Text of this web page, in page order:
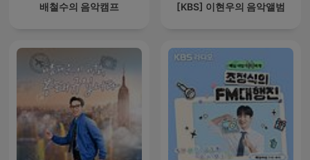
배철수의 음악캠프 [KBS] 이현우의 음악앨범